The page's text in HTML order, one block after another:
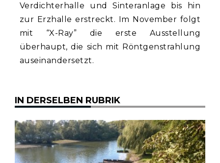
Verdichterhalle und Sinteranlage bis hin
zur Erzhalle erstreckt. Im November folgt
mit “X-Ray” die erste Ausstellung
überhaupt, die sich mit Röntgenstrahlung
auseinandersetzt.
IN DERSELBEN RUBRIK